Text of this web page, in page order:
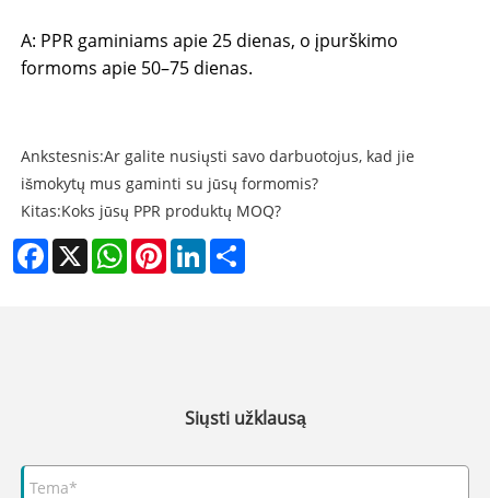
A: PPR gaminiams apie 25 dienas, o įpurškimo
formoms apie 50–75 dienas.
Ankstesnis:Ar galite nusiųsti savo darbuotojus, kad jie
išmokytų mus gaminti su jūsų formomis?
Kitas:Koks jūsų PPR produktų MOQ?
Facebook
X WhatsAppPinterestLinkedIn
Siųsti užklausą